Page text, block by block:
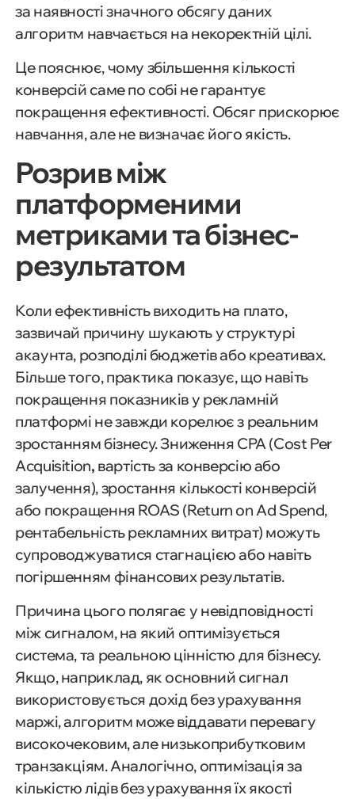
за наявності значного обсягу даних
алгоритм навчається на некоректній цілі.
Це пояснює, чому збільшення кількості
конверсій саме по собі не гарантує
покращення ефективності. Обсяг прискорює
навчання, але не визначає його якість.
Розрив між
платформеними
метриками та бізнес-
результатом
Коли ефективність виходить на плато,
зазвичай причину шукають у структурі
акаунта, розподілі бюджетів або креативах.
Більше того, практика показує, що навіть
покращення показників у рекламній
платформі не завжди корелює з реальним
зростанням бізнесу. Зниження CPA (Cost Per
Acquisition, вартість за конверсію або
залучення), зростання кількості конверсій
або покращення ROAS (Return on Ad Spend,
рентабельність рекламних витрат) можуть
супроводжуватися стагнацією або навіть
погіршенням фінансових результатів.
Причина цього полягає у невідповідності
між сигналом, на який оптимізується
система, та реальною цінністю для бізнесу.
Якщо, наприклад, як основний сигнал
використовується дохід без урахування
маржі, алгоритм може віддавати перевагу
високочековим, але низькоприбутковим
транзакціям. Аналогічно, оптимізація за
кількістю лідів без урахування їх якості